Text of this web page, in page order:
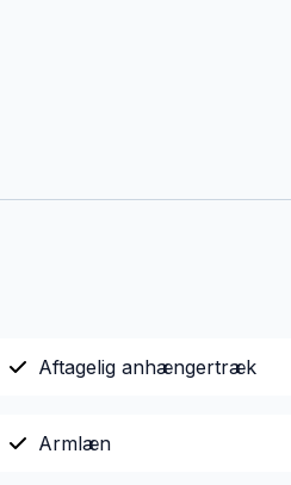
Aftagelig anhængertræk
Armlæn